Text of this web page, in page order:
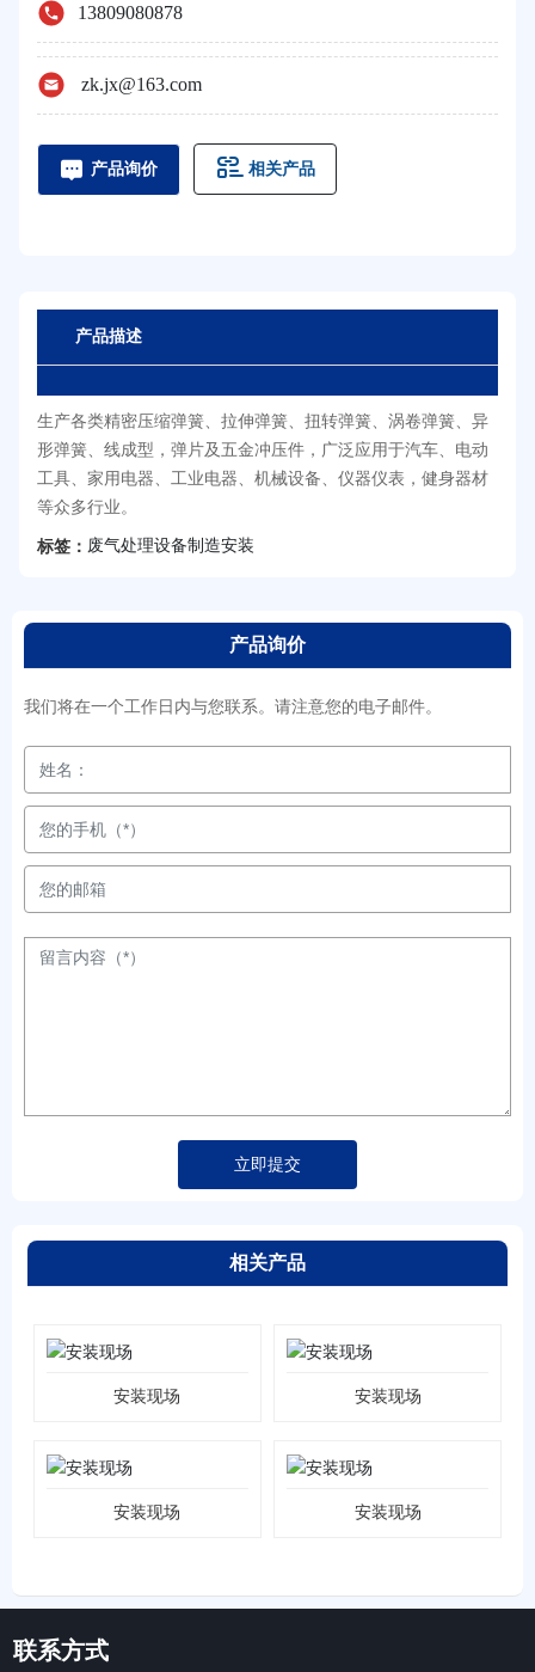
13809080878
zk.jx@163.com
产品询价 相关产品
产品描述
生产各类精密压缩弹簧、拉伸弹簧、扭转弹簧、涡卷弹簧、异
形弹簧、线成型，弹片及五金冲压件，广泛应用于汽车、电动
工具、家用电器、工业电器、机械设备、仪器仪表，健身器材
等众多行业。
标签： 废气处理设备制造安装
产品询价
我们将在一个工作日内与您联系。请注意您的电子邮件。
立即提交
相关产品
安装现场 安装现场
安装现场 安装现场
联系方式